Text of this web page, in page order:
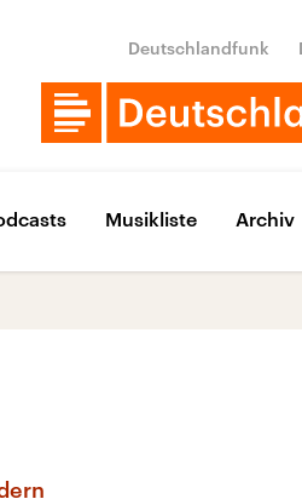
Deutschlandfunk
Musikliste Archiv